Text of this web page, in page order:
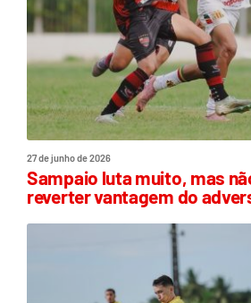
27 de junho de 2026
Sampaio luta muito, mas
reverter vantagem do